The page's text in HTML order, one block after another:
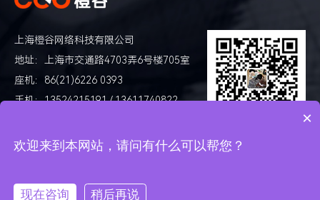
上海橙谷网络科技有限公司
地址：上海市交通路4703弄6号楼705室
座机：86(21)6226 0393
手机：13524215191 / 13611740822
扫码添加好友咨询
Copyright © 2013-2022 CGONET.com, All Rights Reserved
×
欢迎来到本网站，请问有什么可以帮您？
现在咨询 稍后再说